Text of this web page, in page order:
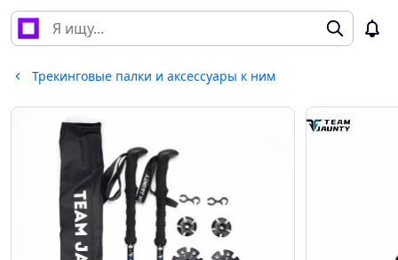
Трекинговые палки и аксессуары к ним